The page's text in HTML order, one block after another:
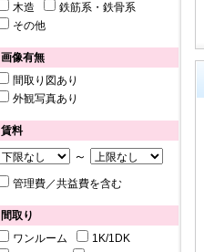
木造
鉄筋系・鉄骨系
その他
画像有無
間取り図あり
外観写真あり
賃料
～
管理費／共益費を含む
間取り
ワンルーム
1K/1DK